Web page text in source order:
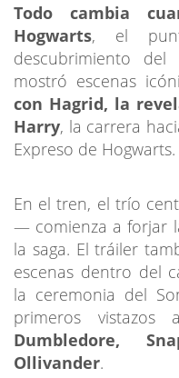
Todo cambia
Hogwarts, el
descubrimiento
mostró escenas
con Hagrid, la
Harry, la carrera
Expreso de Hogwarts.
En el tren, el trío
— comienza a forjar
la saga. El tráiler
escenas dentro del
la ceremonia del
primeros vistazos
Dumbledore,
Ollivander.